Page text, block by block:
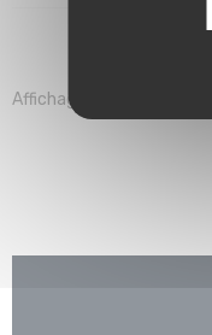
Affichage 1-1 de 1 article(s)